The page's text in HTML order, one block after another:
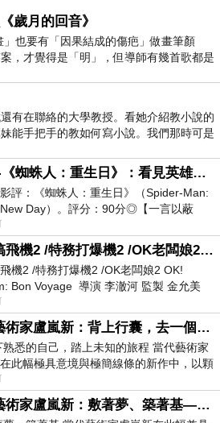
歲月的回音》
也要有「因果結成的傷疤」做畫筆顏
，才覺得是「明」，但導師有幾首歌都是
有在聯絡的大學教授。看她介紹教小說的
能手把手的教如何寫小說。我們那時可是
影評--《蜘蛛人：重生日》：看見英雄的孤獨與重生
評：《蜘蛛人：重生日》（Spider-Man:
Day）。評分：90分◎【一言以蔽
個失去一切的英雄，學會放下孤獨、
特務搞飛機2 /特務打爆機2 /OK老闆娘2 OK! Madam: Bon Voyage
機2 /特務打爆機2 /OK老闆娘2 OK!
Bon Voyage 導演 李澈河 監製 金允美
成 主演 嚴正化 朴誠雄
當代藝術家盧嵐新：背上行囊，去一個沒有人認識你的地方——看風景，也遇見渴望出發的自己
熟悉的自己，踏上未知的旅程 當代藝術家
此幅極具意境與極簡線條的新作中，以顆
的灰綠粗糙背景，搭配凝練且具
當代藝術家盧嵐新：敷著夢、築著基——讓筆觸成為存在過的證據，將相遇的溫度熔鑄成新的模樣